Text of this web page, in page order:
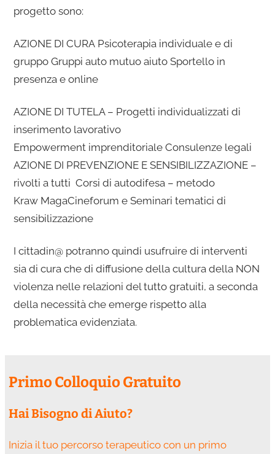
progetto sono:
AZIONE DI CURA Psicoterapia individuale e di
gruppo Gruppi auto mutuo aiuto Sportello in
presenza e online
AZIONE DI TUTELA – Progetti individualizzati di
inserimento lavorativo
Empowerment imprenditoriale Consulenze legali
AZIONE DI PREVENZIONE E SENSIBILIZZAZIONE –
rivolti a tutti Corsi di autodifesa – metodo
Kraw MagaCineforum e Seminari tematici di
sensibilizzazione
I cittadin@ potranno quindi usufruire di interventi
sia di cura che di diffusione della cultura della NON
violenza nelle relazioni del tutto gratuiti, a seconda
della necessità che emerge rispetto alla
problematica evidenziata.
Primo Colloquio Gratuito
Hai Bisogno di Aiuto?
Inizia il tuo percorso terapeutico con un primo